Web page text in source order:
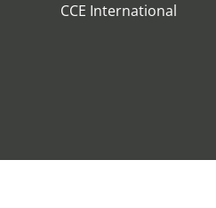
CCE International